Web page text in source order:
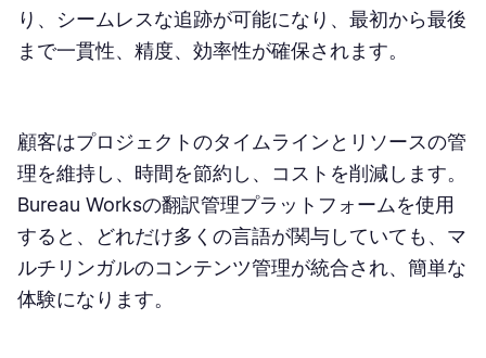
り、シームレスな追跡が可能になり、最初から最後
まで一貫性、精度、効率性が確保されます。
顧客はプロジェクトのタイムラインとリソースの管
理を維持し、時間を節約し、コストを削減します。
Bureau Worksの翻訳管理プラットフォームを使用
すると、どれだけ多くの言語が関与していても、マ
ルチリンガルのコンテンツ管理が統合され、簡単な
体験になります。